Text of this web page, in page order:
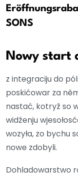
SONS
Nowy start
z integraciju do
poskićowar za
nastać, kotryž so
widźenju
wozyła, zo bychu
nowe zdobyli.
Dohladowarstwo